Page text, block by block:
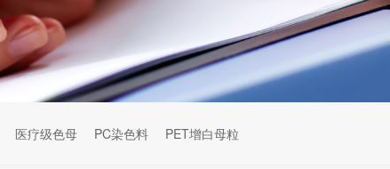
医疗级色母 PC染色料 PET增白母粒